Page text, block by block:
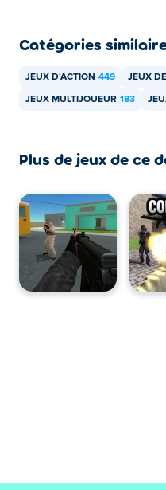
Oui ! PixWars 3 est un jeu
Catégories
JEUX D'ACTION 449 JEUX
JEUX MULTIJOUEUR 183
Plus de jeux de ce